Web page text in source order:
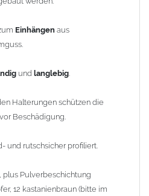
und den Fachregeln des
Laufstegstütze):
Einhängen aus
und langlebig
Halterungen schützen die
Beschädigung.
und rutschsicher profiliert.
plus Pulverbeschichtung
12 kastanienbraun (bitte im